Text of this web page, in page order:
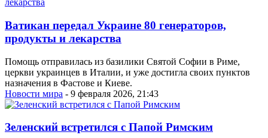
Ватикан передал Украине 80 генераторов,
продукты и лекарства
Помощь отправилась из базилики Святой Софии в Риме,
церкви украинцев в Италии, и уже достигла своих пунктов
назначения в Фастове и Киеве.
Новости мира - 9 февраля 2026, 21:43
Зеленский встретился с Папой Римским